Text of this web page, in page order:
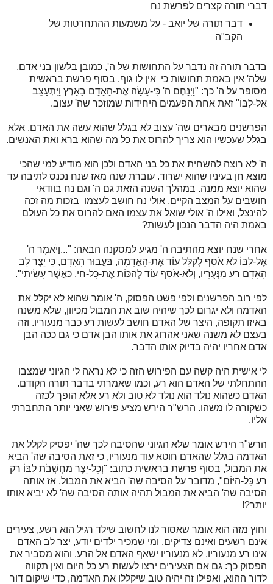
דברי תורה קצרים לפרשת נח
דבר תורה של יואב - על משמעות ההתחרטות של
הקב"ה
בדבר תורה זה נדבר על התחושות של ה', כמובן בלשון בני אדם,
שלה' אין באמת תחושות כי אין לו גוף. בסוף פרשת בראשית
מסופר על ה' כך: "וַיִּנָּחֶם ה' כִּי-עָשָׂה אֶת-הָאָדָם בָּאָרֶץ וַיִּתְעַצֵּב
אֶל-לִבּוֹ" זאת אחת הפעמים היחידות שמוזכר שה' עצוב.
הפרשנים מבארים שה' עצוב לא בגלל שהוא עשה את האדם, אלא
בגלל שעכשיו הוא צריך להרוס את כל מה שהוא ברא ואת האנשים.
ה' לא רוצה להשחית את כל בני האדם ולכן הוא מודיע למי שהכי
מוצא חן בעיניו שהוא ישרוד. עוברת שנה מאז שנח נכנס לתיבה עד
שהוא יוצא ממנה. במהלך השנה הזאת גם ה' וגם נח בוודאי
חושבים על המצב הקיים, אולי נח חושב לעצמו בזכות מה זכה
להינצל, ואילו ה' אולי שואל את עצמו האם להרוס את כל העולם
באמת היה הדבר הנכון לעשות?
אחרי שנח יוצא מהתיבה ה' מגיע למסקנה הבאה: "...וַיֹּאמֶר ה'
אֶל-לִבּוֹ לֹא אֹסִף לְקַלֵּל עוֹד אֶת-הָאֲדָמָה, בַּעֲבוּר הָאָדָם, כִּי יֵצֶר לֵב
הָאָדָם רַע מִנְּעֻרָיו, וְלֹא-אֹסִף עוֹד לְהַכּוֹת אֶת-כָּל-חַי, כַּאֲשֶׁר עָשִׂיתִי".
לפי רוב הפרשנים ולפי פשט הפסוק, ה' אומר שהוא לא יקלל את
האדמה ולא יגרום לכך שיהיה שוב את המבול מכיוון, שלא משנה
באיזו תקופה, היצר של האדם חושב לעשות רע כבר מנעוריו. וזה
בעצם לא משנה שאני אהרוג את אותו הבן אדם כי גם ככה הבן
אדם אחריו יהיה בדיוק אותו הדבר.
לי אישית היה קשה עם הפירוש הזה כי לא נראה לי הגיוני שמצבו
ההתחלתי של האדם הוא רע, וכמו שאמרתי בדבר תורה הקודם.
האדם כשהוא נולד הוא נולד לא טוב ולא רע אלא הופך לכזה
כשקורה לו משהו. הרש"ר הירש מציע פירוש שאני יותר התחברתי
אליו.
הרש"ר הירש אומר שלא הגיוני שהסיבה לכך שה' יפסיק לקלל את
האדמה בגלל שהאדם חוטא עוד מנעוריו, כי זאת הסיבה שה' הביא
את המבול, בסוף פרשת בראשית כתוב: "וְכָל-יֵצֶר מַחְשְׁבֹת לִבּוֹ רַק
רַע כָּל-הַיּוֹם", מדובר על הסיבה שה' הביא את המבול, אז אותה
הסיבה שה' הביא את המבול תהיה אותה הסיבה שה' לא יביא אותו
יותר?!
וחוץ מזה הוא אומר שאסור לנו לחשוב שילד רגיל הוא רשע, צעירים
אינם רשעים ואינם צדיקים, ומי שמכיר ילדים יודע, יצר לב האדם
אינו רע מנעוריו, לא מנעוריו ישאף האדם אל הרע. והוא מסביר את
הפסוק כך: גם אם הצעירים ירצו לעשות רע כל היום ואין תקווה
לדור ההוא, ואפילו זה יהיה טוב שיקללו את האדמה, כדי שיקום דור